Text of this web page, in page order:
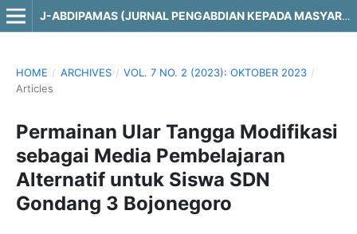
J-ABDIPAMAS (JURNAL PENGABDIAN KEPADA MASYARAKAT)
HOME / ARCHIVES / VOL. 7 NO. 2 (2023): OKTOBER 2023 /
Articles
Permainan Ular Tangga Modifikasi
sebagai Media Pembelajaran
Alternatif untuk Siswa SDN
Gondang 3 Bojonegoro